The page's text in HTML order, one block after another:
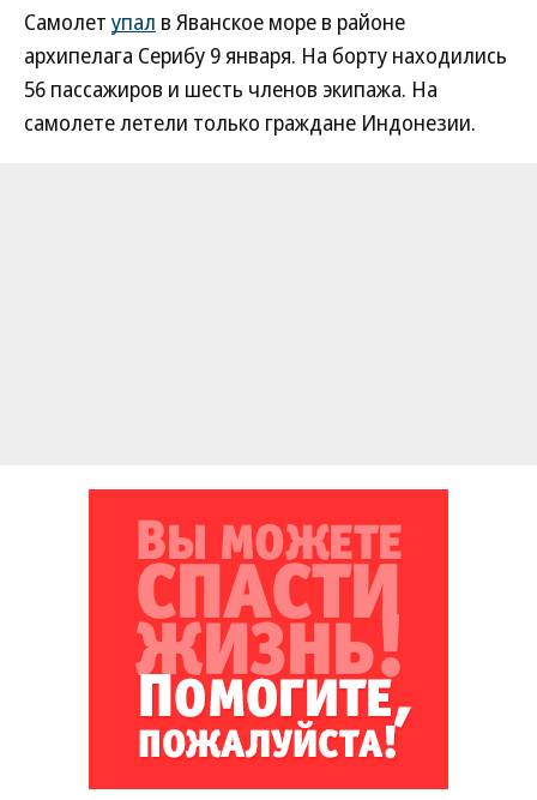
Самолет упал в Яванское море в районе
архипелага Серибу 9 января. На борту находились
56 пассажиров и шесть членов экипажа. На
самолете летели только граждане Индонезии.